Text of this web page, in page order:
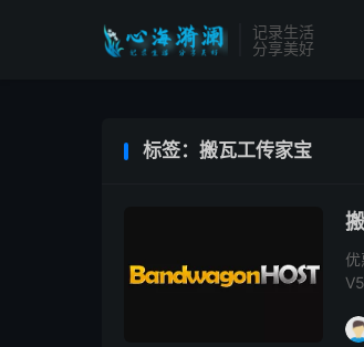
记录生活
分享美好
标签：搬瓦工传家宝
优